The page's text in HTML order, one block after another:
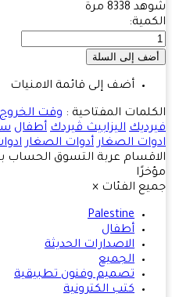
8338 مرة
أضف إلى قائمة الامنيات
المفتاحية :وقت الخروج
اليزابيث ڤيردك أطفال
الصغار أدوات الصغار ادوات
عربة التسوق الحساب بحث
الفئات ×
Palestine
أطفال
الاصدارات الحديثة
الجميع
تصميم وفنون تطبيقية
كتب الكترونية